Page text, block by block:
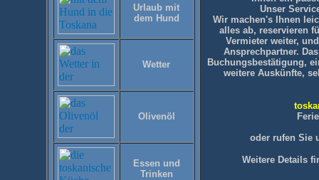
Urlaub mit
dem Hund
Wetter
Olivenöl
Essen und
Trinken
Unser
Wir machen's Ihnen
alles ab, reservieren
Vermieter weiter,
Ansprechpartner.
Buchungsbestätigung,
weitere Auskünfte,
oder rufen Sie
Weitere Details